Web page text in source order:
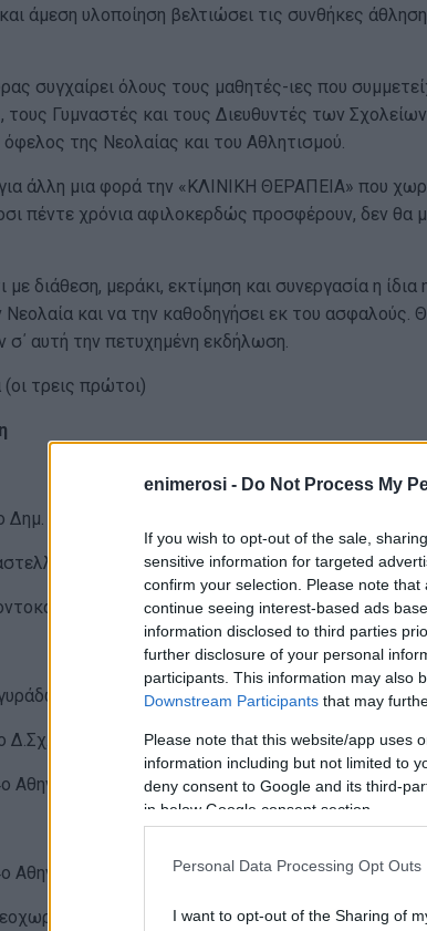
enimerosi - Do Not Process My
If you wish to opt-out of the sale,
sensitive information for targeted
confirm your selection. Please note
continue seeing interest-based ads
information disclosed to third parties
further disclosure of your personal
participants. This information may also
Downstream Participants that may
Please note that this website/app uses
information including but not limited to
deny consent to Google and its third-
in below Google consent section.
Personal Data Processing Opt Outs
I want to opt-out of the Sharing of
άμεση υλοποίηση βελτιώσει τις συνθήκες
συγχαίρει όλους τους μαθητές-ιες που
τους Γυμναστές και τους Διευθυντές των
όφελος της Νεολαίας και του Αθλητισμού.
άλλη μια φορά την «ΚΛΙΝΙΚΗ ΘΕΡΑΠΕΙΑ» που
πέντε χρόνια αφιλοκερδώς προσφέρουν, δεν θα
με διάθεση, μεράκι, εκτίμηση και συνεργασία η
και να την καθοδηγήσει εκ του
αυτή την πετυχημένη εκδήλωση.
τρεις πρώτοι)
Δημ. Σχ. 8.44
8.71
8.85
3.36.8
Μ. 12ο Δ.Σχ. 3.49
Αθηναγ. 4.07.5
Αθηναγ. 4,90μ.
4.48μ.